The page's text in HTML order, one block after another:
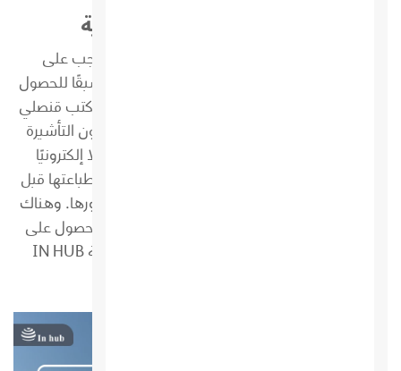
استخراج التأشيرات السياحية
نبذة عن قسم استخراج التأشيرات السياحية يجب على
المسافرين الراغبين في دخول بلد آخر التقديم مسبقًا للحصول
على ما يسمى بالتأشيرة، ويمكن ذلك من خلال مكتب قنصلي
أو عن طريق البريد أو عبر الإنترنت. ويمكن أن تكون التأشيرة
الحديثة ملصقًا أو ختمًا في جواز السفر، أو سجلًا إلكترونيًا
للترخيص، أو وثيقة منفصلة يمكن لمقدم الطلب طباعتها قبل
الدخول وإصدارها عند الدخول إلى الدولة التي يزورها. وهناك
بعض البلدان لا تفرض على الزوار تقديم طلب للحصول على
تأشيرة قبل الزيارات القصيرة. ولأن مركز السياحة IN HUB